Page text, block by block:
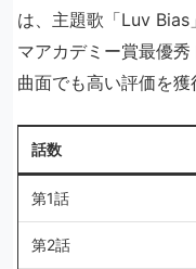
は、主題歌「Luv Bias
マアカデミー賞最優
曲面でも高い評価を獲
話数
第1話
第2話